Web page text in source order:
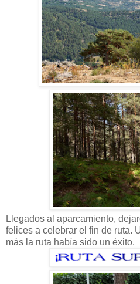
Llegados al aparcamiento,
felices a celebrar el fin de ruta.
más la ruta había sido un éxito.